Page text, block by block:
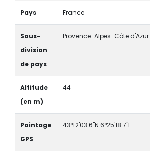
Pays France
Sous-
division
de pays
Provence-Alpes-Côte d'Azur
Altitude
(en m)
44
Pointage
GPS
43°12'03.6"N 6°25'18.7"E